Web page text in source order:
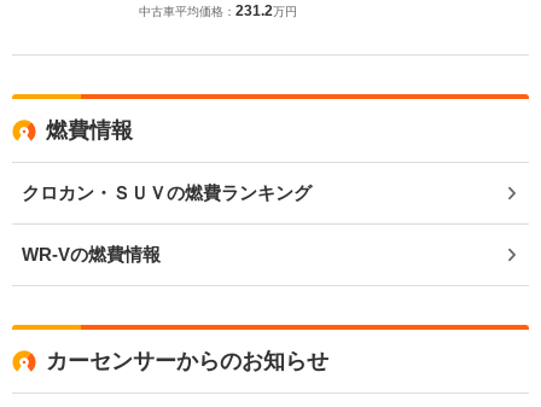
中古車平均価格： 231.2万円
燃費情報
クロカン・ＳＵＶの燃費ランキング
WR-Vの燃費情報
カーセンサーからのお知らせ